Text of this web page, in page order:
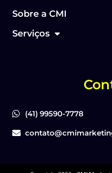
Sobre a CMI
Serviços
(41) 99590-7778